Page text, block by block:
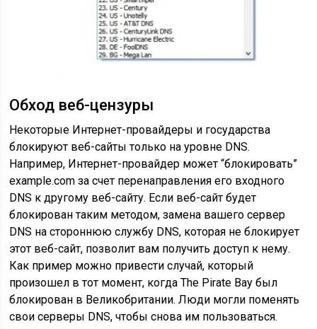
Обход веб-цензуры
Некоторые Интернет-провайдеры и государства
блокируют веб-сайты только на уровне DNS.
Например, Интернет-провайдер может “блокировать”
example.com за счет перенаправления его входного
DNS к другому веб-сайту. Если веб-сайт будет
блокирован таким методом, замена вашего сервер
DNS на стороннюю службу DNS, которая не блокирует
этот веб-сайт, позволит вам получить доступ к нему.
Как пример можно привести случай, который
произошел в тот момент, когда The Pirate Bay был
блокирован в Великобритании. Люди могли поменять
свои серверы DNS, чтобы снова им пользоваться.